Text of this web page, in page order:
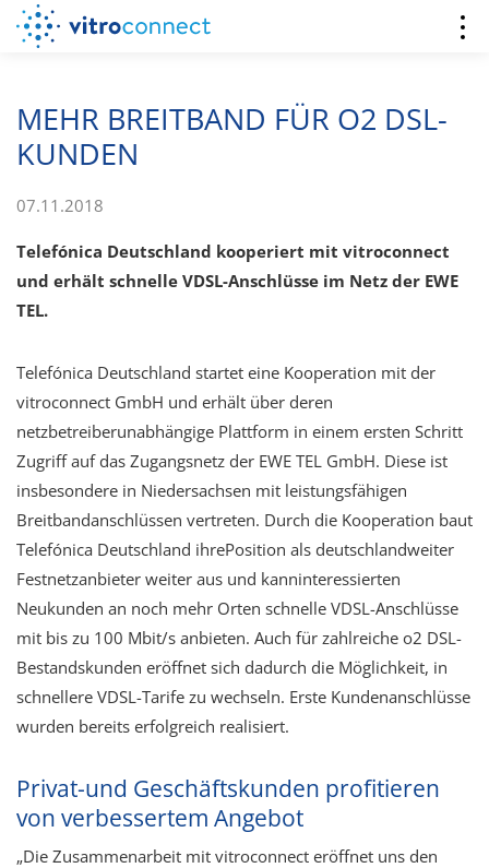
MEHR BREITBAND FÜR O2 DSL-
KUNDEN
07.11.2018
Telefónica Deutschland kooperiert mit vitroconnect
und erhält schnelle VDSL-Anschlüsse im Netz der EWE
TEL.
Telefónica Deutschland startet eine Kooperation mit der
vitroconnect GmbH und erhält über deren
netzbetreiberunabhängige Plattform in einem ersten Schritt
Zugriff auf das Zugangsnetz der EWE TEL GmbH. Diese ist
insbesondere in Niedersachsen mit leistungsfähigen
Breitbandanschlüssen vertreten. Durch die Kooperation baut
Telefónica Deutschland ihrePosition als deutschlandweiter
Festnetzanbieter weiter aus und kanninteressierten
Neukunden an noch mehr Orten schnelle VDSL-Anschlüsse
mit bis zu 100 Mbit/s anbieten. Auch für zahlreiche o2 DSL-
Bestandskunden eröffnet sich dadurch die Möglichkeit, in
schnellere VDSL-Tarife zu wechseln. Erste Kundenanschlüsse
wurden bereits erfolgreich realisiert.
Privat-und Geschäftskunden profitieren
von verbessertem Angebot
„Die Zusammenarbeit mit vitroconnect eröffnet uns den